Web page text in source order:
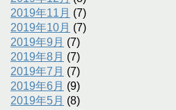
2019年11月 (7)
2019年10月 (7)
2019年9月 (7)
2019年8月 (7)
2019年7月 (7)
2019年6月 (9)
2019年5月 (8)